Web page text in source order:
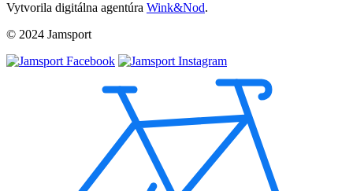
Vytvorila digitálna agentúra Wink&Nod.
© 2024 Jamsport